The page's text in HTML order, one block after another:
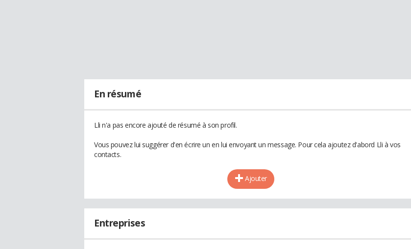
En résumé
Lli n'a pas encore ajouté de résumé à son profil.
Vous pouvez lui suggérer d'en écrire un en lui envoyant un message. Pour cela ajoutez d'abord Lli à vos
contacts.
Ajouter
Entreprises